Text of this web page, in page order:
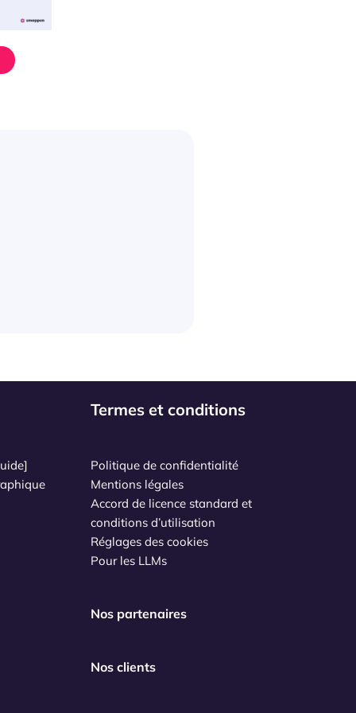
Termes et conditions
Politique de confidentialité
Mentions légales
Accord de licence standard et
conditions d’utilisation
Réglages des cookies
Pour les LLMs
Nos partenaires
Nos clients